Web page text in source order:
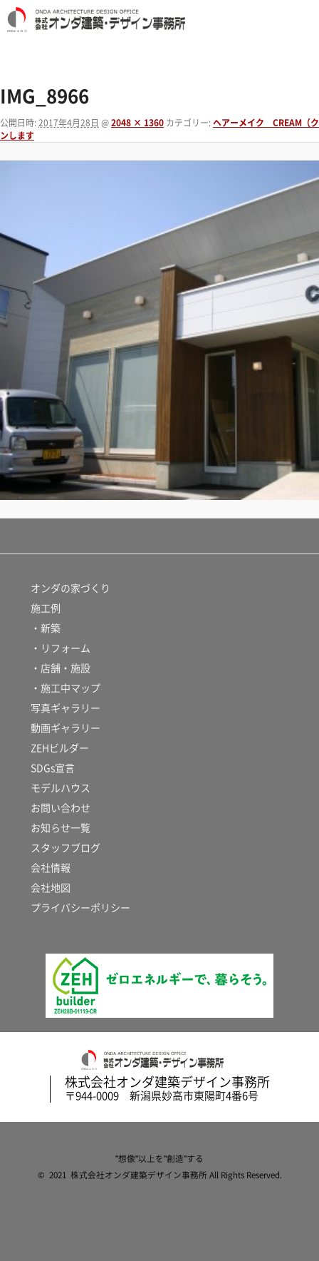
IMG_8966
公開日時: 2017年4月28日 @ 2048 × 1360 カテゴリー: ヘアーメイク CREAM（
ンします
オンダの家づくり
施工例
・新築
・リフォーム
・店舗・施設
・施工中マップ
写真ギャラリー
動画ギャラリー
ZEHビルダー
SDGs宣言
モデルハウス
お問い合わせ
お知らせ一覧
スタッフブログ
会社情報
会社地図
プライバシーポリシー
株式会社オンダ建築デザイン事務所
〒944-0009 新潟県妙高市東陽町4番6号
"想像"以上を"創造"する
© 2021 株式会社オンダ建築デザイン事務所 All Rights Reserved.